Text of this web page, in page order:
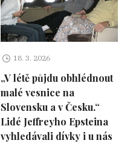
18. 3. 2026
„V létě půjdu obhlédnout
malé vesnice na
Slovensku a v Česku.“
Lidé Jeffreyho Epsteina
vyhledávali dívky i u nás